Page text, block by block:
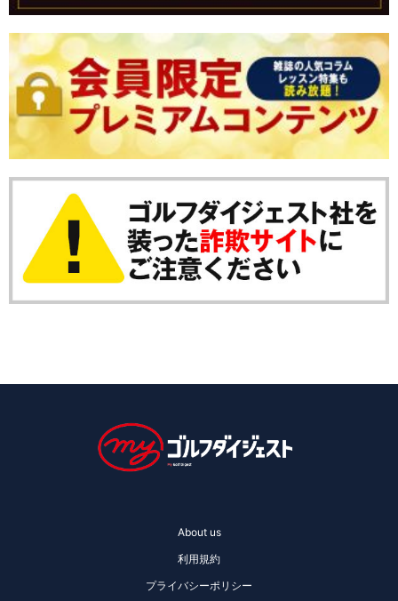
About us
利用規約
プライバシーポリシー